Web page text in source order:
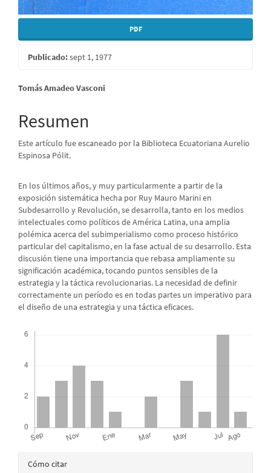
PDF
Publicado:sept 1, 1977
Contenido
principal
del
artículo
Tomás Amadeo Vasconi
Resumen
Este artículo fue escaneado por la Biblioteca Ecuatoriana Aurelio
Espinosa Pólit.
En los últimos años, y muy particularmente a partir de la
exposición sistemática hecha por Ruy Mauro Marini en
Subdesarrollo y Revolución, se desarrolla, tanto en los medios
intelectuales como políticos de América Latina, una amplia
polémica acerca del subimperialismo como proceso histórico
particular del capitalismo, en la fase actual de su desarrollo. Esta
discusión tiene una importancia que rebasa ampliamente su
significación académica, tocando puntos sensibles de la
estrategia y la táctica revolucionarias. La necesidad de definir
correctamente un período es en todas partes un imperativo para
el diseño de una estrategia y una táctica eficaces.
Detalles
Cómo citar